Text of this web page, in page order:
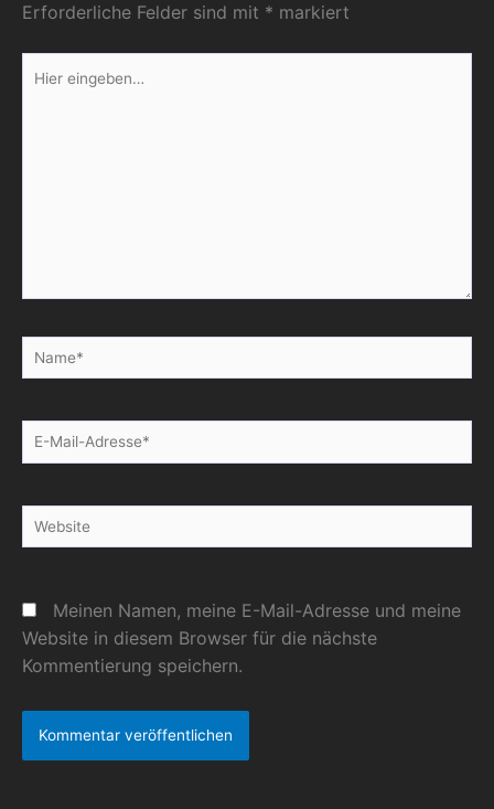
Erforderliche Felder sind mit * markiert
eingeben…
Name*
E-
Mail-
Website
Meinen Namen, meine E-Mail-Adresse und meine
Website in diesem Browser für die nächste
Kommentierung speichern.